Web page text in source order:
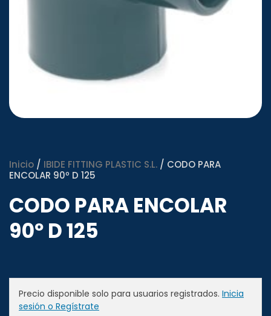
Inicio / IBIDE FITTING PLASTIC S.L. / CODO PARA
ENCOLAR 90º D 125
CODO PARA ENCOLAR
90º D 125
Precio disponible solo para usuarios registrados. Inicia
sesión o Regístrate